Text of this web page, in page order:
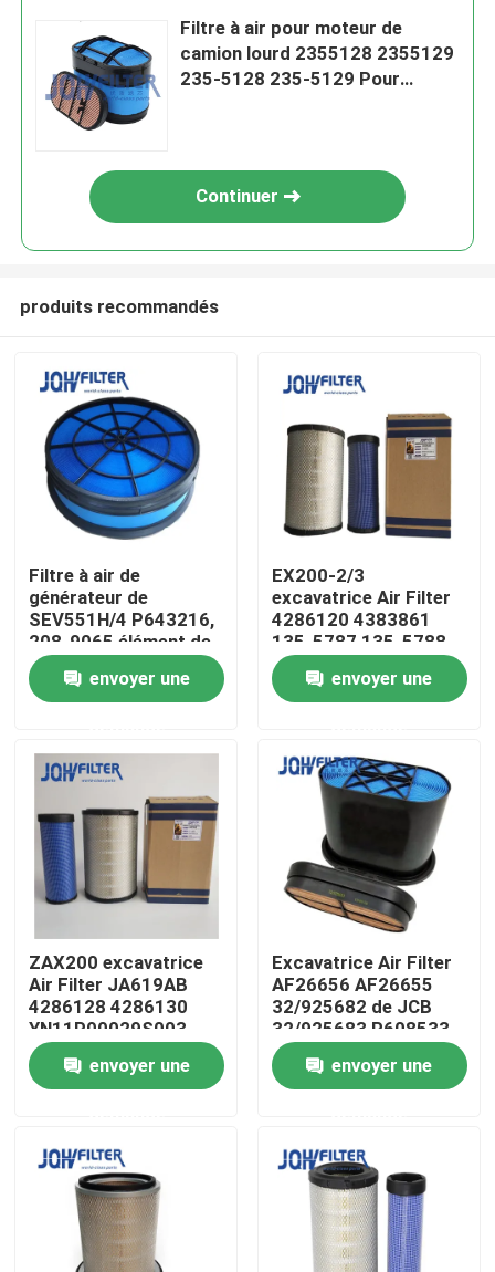
À la maison
Produits
vidéo
À propos de nous
Visite de l'usine
Contrôle de la qualité
Nous contacter
Demandez un devis
Excavatrice Air Filter
Filtre à air pour moteur de
camion lourd 2355128 2355129
235-5128 235-5129 Pour
Continuer
produits recommandés
Filtre à air de
générateur de
SEV551H/4 P643216,
208-9065 élément de
2089065 filtres à air
envoyer une
EX200-2/3
excavatrice Air Filter
4286120 4383861
135-5787 135-5788
envoyer une
ZAX200 excavatrice
Air Filter JA619AB
4286128 4286130
YN11P00029S003
YN11P00029S002
envoyer une
Excavatrice Air Filter
AF26656 AF26655
32/925682 de JCB
32/925683 P608533
envoyer une